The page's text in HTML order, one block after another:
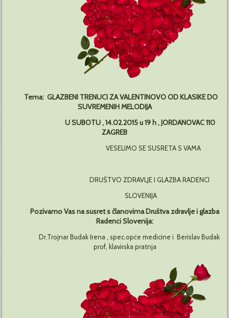
Tema: GLAZBENI TRENUCI ZA VALENTINOVO OD KLASIKE DO
SUVREMENIH MELODIJA
U SUBOTU , 14.02.2015 u 19 h , JORDANOVAC 110
ZAGREB
VESELIMO SE SUSRETA S VAMA
DRUŠTVO ZDRAVLJE I GLAZBA RADENCI
SLOVENIJA
Pozivamo Vas na susret s članovima Društva zdravlje i glazba
Radenci Slovenija:
Dr.Trojnar Budak Irena , spec.opće medicine i Berislav Budak
prof, klavirska pratnja